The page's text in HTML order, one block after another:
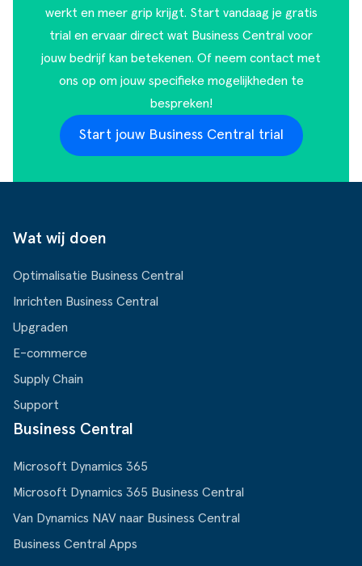
werkt en meer grip krijgt. Start vandaag je gratis
trial en ervaar direct wat Business Central voor
jouw bedrijf kan betekenen. Of neem contact met
ons op om jouw specifieke mogelijkheden te
bespreken!
Start jouw Business Central trial
Wat wij doen
Optimalisatie Business Central
Inrichten Business Central
Upgraden
E-commerce
Supply Chain
Support
Business Central
Microsoft Dynamics 365
Microsoft Dynamics 365 Business Central
Van Dynamics NAV naar Business Central
Business Central Apps